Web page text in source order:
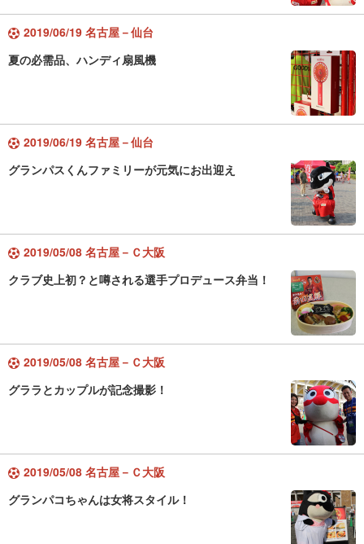
2019/06/19 名古屋－仙台
夏の必需品、ハンディ扇風機
2019/06/19 名古屋－仙台
グランパスくんファミリーが元気にお出迎え
2019/05/08 名古屋－Ｃ大阪
クラブ史上初？と噂される選手プロデュース弁当！
2019/05/08 名古屋－Ｃ大阪
グララとカップルが記念撮影！
2019/05/08 名古屋－Ｃ大阪
グランパコちゃんは女将スタイル！